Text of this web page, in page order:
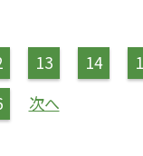
13 14
次へ